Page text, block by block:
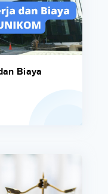
Biaya